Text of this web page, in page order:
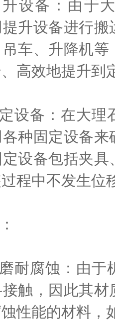
备：由于大
升设备进行
车、升降机
高效地提升到
备：在大理
种固定设备
设备包括夹
程中不发生位
腐蚀：由于
触，因此其
性能的材料，